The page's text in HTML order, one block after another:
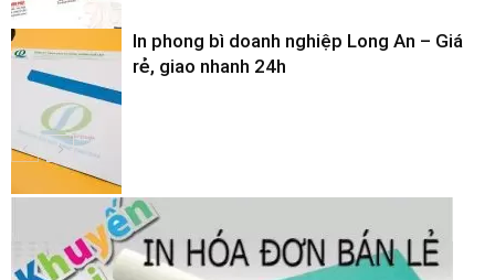
In phong bì doanh nghiệp Long An – Giá
rẻ, giao nhanh 24h